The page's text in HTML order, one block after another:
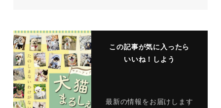
この記事が気に入ったら
いいね！しよう
最新の情報をお届けします